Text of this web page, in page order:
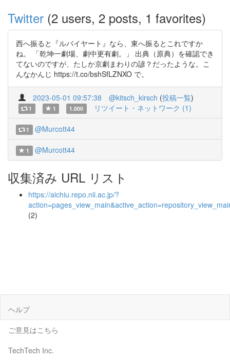
Twitter (2 users, 2 posts, 1 favorites)
西へ振ると『ルバイヤート』なら、東へ振るとこれですか
ね。 「乾坤一劇場、劇中更有劇。」 出典（原典）を確認でき
てないのですが、たしか京劇まわりの諺？だったような。こ
んなかんじ https://t.co/bshSfLZNXO で。
2023-05-01 09:57:38 @kitsch_kirsch (投稿一覧)
1 1 1.000 リツイート・ネットワーク (1)
1 @Murcott44
1 @Murcott44
収集済み URL リスト
https://aichiu.repo.nii.ac.jp/?
(2)
ヘルプ
ご意見はこちら
TechTech Inc.